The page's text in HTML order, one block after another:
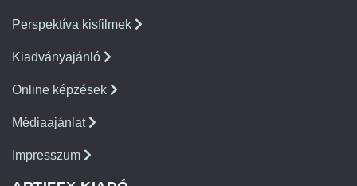
Perspektíva kisfilmek
Kiadványajánló
Online képzések
Médiaajánlat
Impresszum